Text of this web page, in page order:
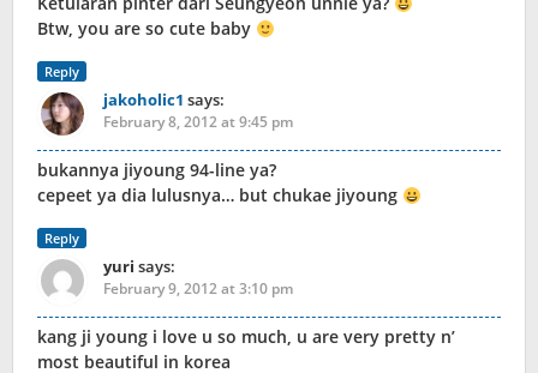
Btw, you are so cute baby
Reply
jakoholic1 says:
February 8, 2012 at 9:45 pm
bukannya jiyoung 94-line ya?
cepeet ya dia lulusnya… but chukae jiyoung
Reply
yuri says:
February 9, 2012 at 3:10 pm
kang ji young i love u so much, u are very pretty n’
most beautiful in korea